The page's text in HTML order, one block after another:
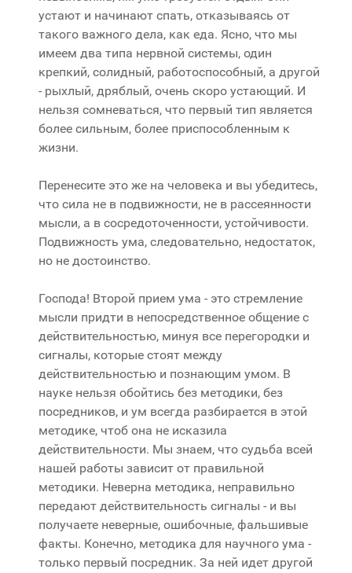
устают и начинают спать, отказываясь от
такого важного дела, как еда. Ясно, что мы
имеем два типа нервной системы, один
крепкий, солидный, работоспособный, а другой
- рыхлый, дряблый, очень скоро устающий. И
нельзя сомневаться, что первый тип является
более сильным, более приспособленным к
жизни.
Перенесите это же на человека и вы убедитесь,
что сила не в подвижности, не в рассеянности
мысли, а в сосредоточенности, устойчивости.
Подвижность ума, следовательно, недостаток,
но не достоинство.
Господа! Второй прием ума - это стремление
мысли придти в непосредственное общение с
действительностью, минуя все перегородки и
сигналы, которые стоят между
действительностью и познающим умом. В
науке нельзя обойтись без методики, без
посредников, и ум всегда разбирается в этой
методике, чтоб она не исказила
действительности. Мы знаем, что судьба всей
нашей работы зависит от правильной
методики. Неверна методика, неправильно
передают действительность сигналы - и вы
получаете неверные, ошибочные, фальшивые
факты. Конечно, методика для научного ума -
только первый посредник. За ней идет другой